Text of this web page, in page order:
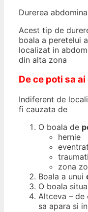
Durerea
Acest tip de
boala a peretelui
localizat in
din alta zona
De ce poti sa
Indiferent de
fi cauzata de
O boala de
hernie
zona
Boala a unui
O boala
Altceva – de
sa apara si